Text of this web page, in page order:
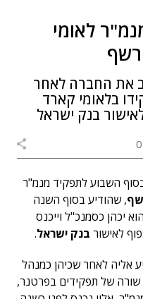
לאומי
את החברה לאחר
בלאומי קארד
בנק ישראל
השבוע לתפקיד מנמ"ר
, שהודיע בסוף השנה
יכהן כסמנכ"ל וייכנס
לאישור בנק ישראל.
אליה לאחר שכיהן כמנהל
שורה של תפקידים בפרטנר,